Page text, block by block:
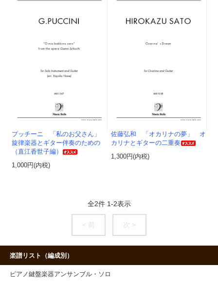
プッチーニ 「私のお父さん」
旋律楽器とギター伴奏のための
（直江香世子編）
1,000円(内税)
佐藤弘和 「オカリナの夢」 オ
カリナとギターの二重奏
1,300円(内税)
全2件 1-2表示
< 前 次 >
楽譜リスト（編成別）
ピアノ鍵盤楽器アンサンブル・ソロ